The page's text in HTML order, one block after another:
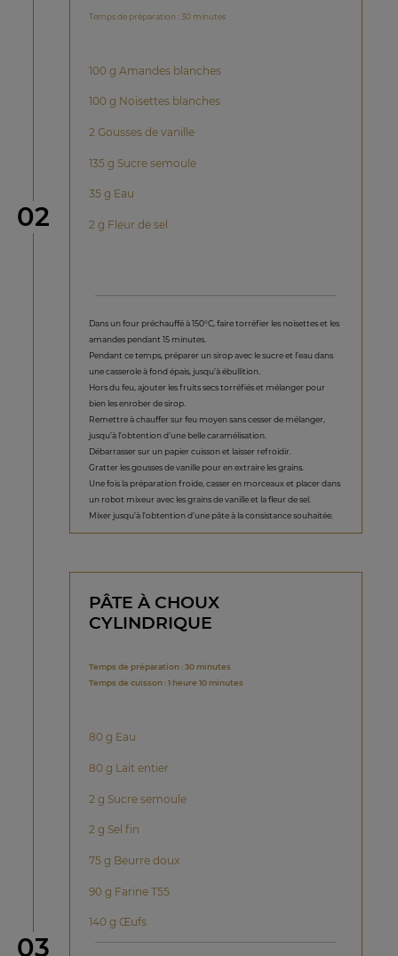
étape
02
Temps de préparation : 30 minutes
100 g Amandes blanches
100 g Noisettes blanches
2 Gousses de vanille
135 g Sucre semoule
35 g Eau
2 g Fleur de sel
Dans un four préchauffé à 150°C, faire torréfier les noisettes et les
amandes pendant 15 minutes.
Pendant ce temps, préparer un sirop avec le sucre et l’eau dans
une casserole à fond épais, jusqu’à ébullition.
Hors du feu, ajouter les fruits secs torréfiés et mélanger pour
bien les enrober de sirop.
Remettre à chauffer sur feu moyen sans cesser de mélanger,
jusqu’à l’obtention d’une belle caramélisation.
Débarrasser sur un papier cuisson et laisser refroidir.
Gratter les gousses de vanille pour en extraire les grains.
Une fois la préparation froide, casser en morceaux et placer dans
un robot mixeur avec les grains de vanille et la fleur de sel.
Mixer jusqu’à l’obtention d’une pâte à la consistance souhaitée.
étape
03
PÂTE À CHOUX
CYLINDRIQUE
Temps de préparation : 30 minutes
Temps de cuisson : 1 heure 10 minutes
80 g Eau
80 g Lait entier
2 g Sucre semoule
2 g Sel fin
75 g Beurre doux
90 g Farine T55
140 g Œufs